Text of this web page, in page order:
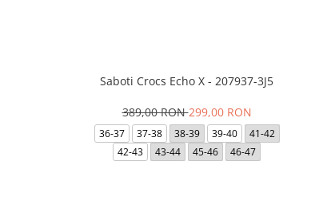
Saboti Crocs Echo X - 207937-3J5
389,00 RON299,00 RON
36-37 37-38 38-39 39-40
41-42
42-43
43-44 45-46 46-47